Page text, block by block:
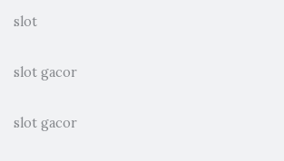
slot
slot gacor
slot gacor